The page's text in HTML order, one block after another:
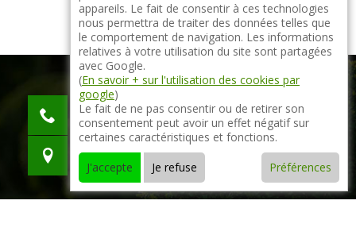
indisponible
indisponible
indisponible
appareils. Le fait de consentir à ces technologies
nous permettra de traiter des données telles que
le comportement de navigation. Les informations
relatives à votre utilisation du site sont partagées
avec Google.
(En savoir + sur l'utilisation des cookies par
google)
Le fait de ne pas consentir ou de retirer son
consentement peut avoir un effet négatif sur
certaines caractéristiques et fonctions.
J'accepte
Je refuse Préférences